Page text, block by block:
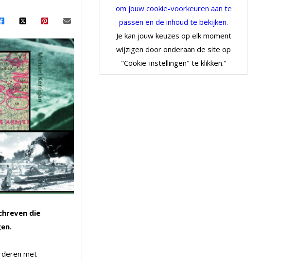
die
met
om jouw cookie-voorkeuren aan te
passen en de inhoud te bekijken.
Je kan jouw keuzes op elk moment
wijzigen door onderaan de site op
"Cookie-instellingen" te klikken."